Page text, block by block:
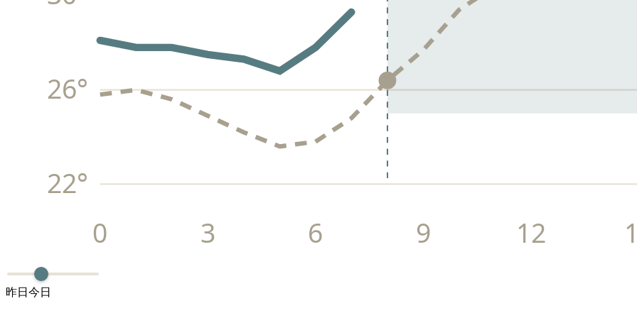
22°
26°
0 3 6 9 12
昨日今日